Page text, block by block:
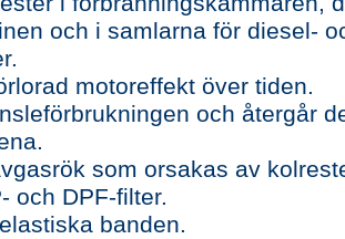
och i samlarna för diesel-
motoreffekt över tiden.
och återgår
som orsakas av
och DPF-filter.
banden.